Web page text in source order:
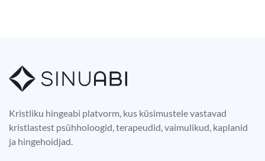
Kristliku hingeabi platvorm, kus küsimustele vastavad
kristlastest psühholoogid, terapeudid, vaimulikud, kaplanid
ja hingehoidjad.